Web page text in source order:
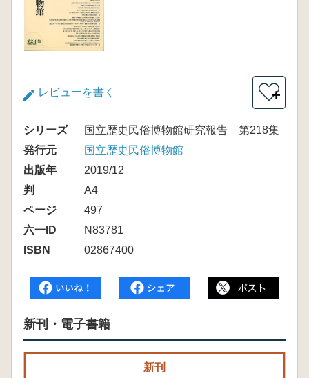
レビューを書く ＋
シリーズ
国立歴史民俗博物館研究報告 第218集
発行元
国立歴史民俗博物館
出版年
2019/12
判
A4
ページ
497
六一ID
N83781
ISBN
02867400
新刊・電子書籍
新刊